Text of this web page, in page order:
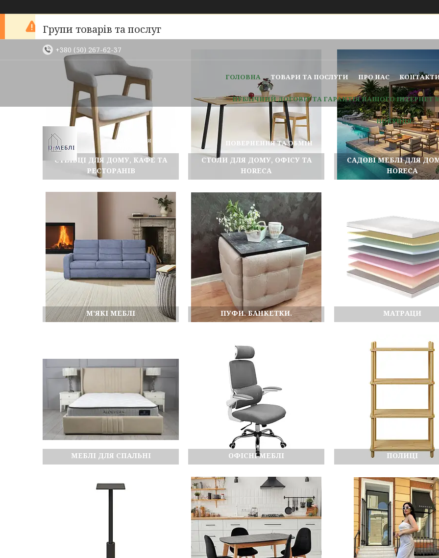
+380 (50) 267-62-37
Меблі для вашого
ГОЛОВНА ТОВАРИ ТА ПОСЛУГИ ПРО НАС
ПУБЛІЧНИЙ ДОГОВІР ТА ГАРАНТІЯ НАШОГО
ПОКУПЦЯ.
ПОВЕРНЕННЯ ТА ОБМІН
Групи товарів та послуг
СТІЛЬЦІ ДЛЯ ДОМУ, КАФЕ ТА
РЕСТОРАНІВ
СТОЛИ ДЛЯ ДОМУ, ОФІСУ ТА
HORECA
САДОВІ МЕБЛІ ДЛЯ
HORECA
М'ЯКІ МЕБЛІ ПУФИ. БАНКЕТКИ. МАТРАЦИ
МЕБЛІ ДЛЯ СПАЛЬНІ ОФІСНІ МЕБЛІ ПОЛИЦІ